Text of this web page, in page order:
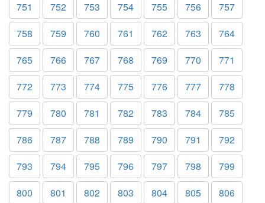
751
752 753 754 755 756
757
758
759 760 761 762 763
764
765
766 767 768 769 770
771
772
773 774 775 776 777
778
779
780 781 782 783 784
785
786
787 788 789 790 791
792
793
794 795 796 797 798
799
800
801 802 803 804 805
806